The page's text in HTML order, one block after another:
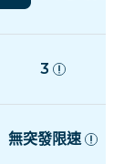
3
無突發限速